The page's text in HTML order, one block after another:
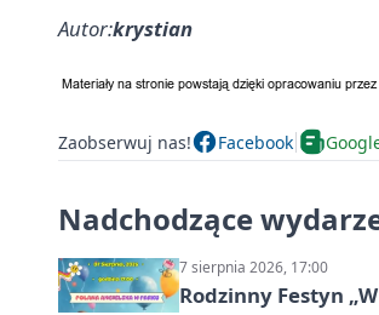
Autor:krystian
Zaobserwuj nas! Facebook
Nadchodzące
7 sierpnia 2026, 17:00
Rodzinny Festyn